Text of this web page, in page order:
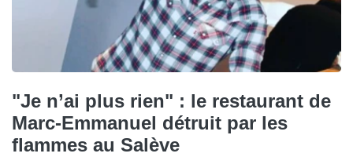
"Je n’ai plus rien" : le restaurant de
Marc-Emmanuel détruit par les
flammes au Salève